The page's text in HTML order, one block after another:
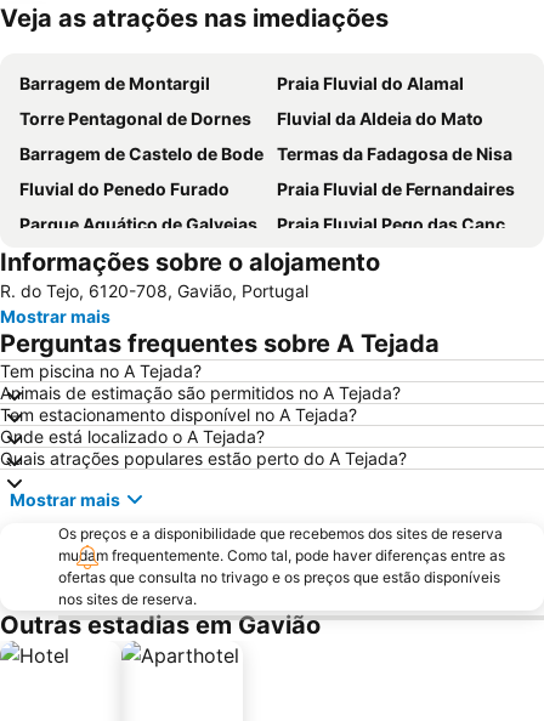
Ampliar mapa
Veja as atrações nas imediações
Barragem de Montargil
Praia Fluvial do Alamal
Torre Pentagonal de Dornes
Fluvial da Aldeia do Mato
Barragem de Castelo de Bode
Termas da Fadagosa de Nisa
Fluvial do Penedo Furado
Praia Fluvial de Fernandaires
Parque Aquático de Galveias
Praia Fluvial Pego das Cancelas
Castelo de Almourol
Castelo de Amieira - Nisa
Praia Fluvial da Zaboeira
Estação do Fratel
Mosteiro de Santa Maria de Flor da Rosa
Estação de Caminhos de Ferro do Entroncamento
Parque Aquático do Crato
Fluvial de Ortiga
Complexo Desportivo Municipal de Tomar
Praia Fluvial Ribeira Grande
Castelo e Convento de Cristo
Pelourinho de Montargil
Praia Fluvial do Carvoeiro
Fluvial da Fróia
Barragem do Cabril
Estação de Caminhos de Ferro de Tomar
Igreja do Convento de Santo António
Aldeia do Arripiado
Água Formosa
Diver Almourol Região Aventura
Estação de Caminhos de Ferro de Castelo de Vide
Informações sobre o alojamento
R. do Tejo, 6120-708, Gavião, Portugal
Mostrar mais
Perguntas frequentes sobre A Tejada
Tem piscina no A Tejada?
Animais de estimação são permitidos no A Tejada?
Tem estacionamento disponível no A Tejada?
Onde está localizado o A Tejada?
Quais atrações populares estão perto do A Tejada?
Mostrar mais
Os preços e a disponibilidade que recebemos dos sites de reserva
mudam frequentemente. Como tal, pode haver diferenças entre as
ofertas que consulta no trivago e os preços que estão disponíveis
nos sites de reserva.
Outras estadias em Gavião